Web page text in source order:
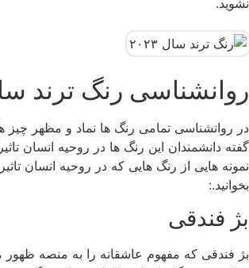
روانشناسی رنگ ترند سال
در روانشناسی تمامی رنگ ها نماد و مظهر چیز
گفته دانشمندان این رنگ ها در روحیه انسان
نمونه هایی از رنگ هایی که در روحیه انسان تاثیر
بخوانید.:
بژ فندقی
بژ فندقی که مفهوم عاشقانه را به منصه ظهور